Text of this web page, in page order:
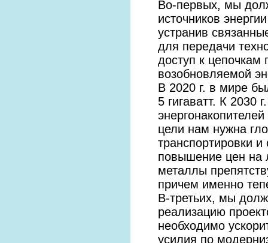
Во-первых, мы
источников
устранив
для передачи
доступ к цепочкам
возобновляемой
В 2020 г. в мире
5 гигаватт. К 2030
цели нам нужна
транспортировки и
повышение цен на
металлы
причем именно
В-третьих, мы
реализацию
необходимо
усилия по